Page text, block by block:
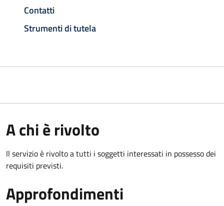
Contatti
Strumenti di tutela
A chi è rivolto
Il servizio è rivolto a tutti i soggetti interessati in possesso dei
requisiti previsti.
Approfondimenti